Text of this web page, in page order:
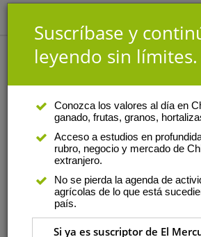
Suscríbase y
leyendo sin límites.
Conozca los valores al día en
ganado, frutas, granos,
Acceso a estudios en
rubro, negocio y mercado de
extranjero.
No se pierda la agenda de
agrícolas de lo que está
país.
Si ya es suscriptor de El